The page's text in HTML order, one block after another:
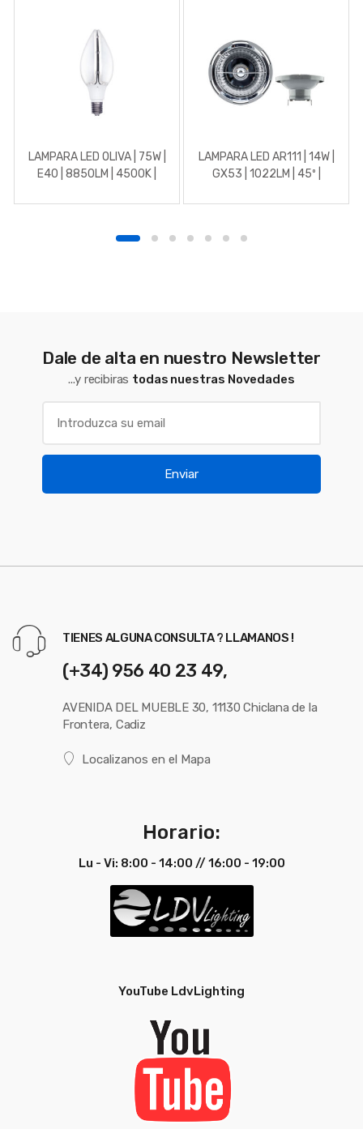
LAMPARA LED OLIVA | 75W |
E40 | 8850LM | 4500K |
LAMPARA LED AR111 | 14W |
GX53 | 1022LM | 45º |
Dale de alta en nuestro Newsletter
...y recibiras todas nuestras Novedades
Enviar
TIENES ALGUNA CONSULTA ? LLAMANOS !
(+34) 956 40 23 49,
AVENIDA DEL MUEBLE 30, 11130 Chiclana de la
Frontera, Cadiz
Localizanos en el Mapa
Horario:
Lu - Vi: 8:00 - 14:00 // 16:00 - 19:00
YouTube LdvLighting